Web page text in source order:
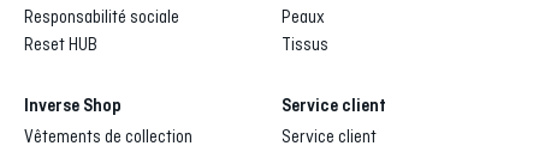
Responsabilité sociale
Reset HUB
Peaux
Tissus
Inverse Shop
Vêtements de collection
Service client
Service client